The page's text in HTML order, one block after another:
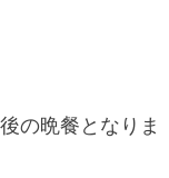
の晩餐となりま